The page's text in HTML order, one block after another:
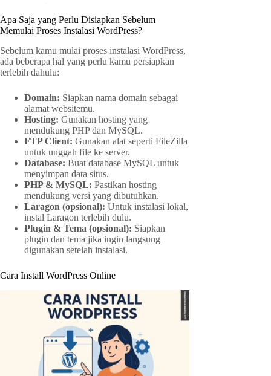
Apa Saja yang Perlu Disiapkan Sebelum
Memulai Proses Instalasi WordPress?
Sebelum kamu mulai proses instalasi WordPress,
ada beberapa hal yang perlu kamu persiapkan
terlebih dahulu:
Domain: Siapkan nama domain sebagai
alamat websitemu.
Hosting: Gunakan hosting yang
mendukung PHP dan MySQL.
FTP Client: Gunakan alat seperti FileZilla
untuk unggah file ke server.
Database: Buat database MySQL untuk
menyimpan data situs.
PHP & MySQL: Pastikan hosting
mendukung versi yang dibutuhkan.
Laragon (opsional): Untuk instalasi lokal,
instal Laragon terlebih dulu.
Plugin & Tema (opsional): Siapkan
plugin dan tema jika ingin langsung
digunakan setelah instalasi.
Cara Install WordPress Online